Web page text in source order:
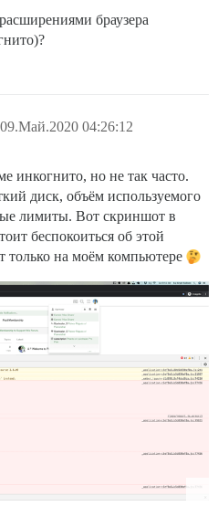
браузера
09.Май.2020 04:26:12
инкогнито, но не так часто.
диск, объём используемого
лимиты. Вот скриншот в
беспокоиться об этой
только на моём компьютере